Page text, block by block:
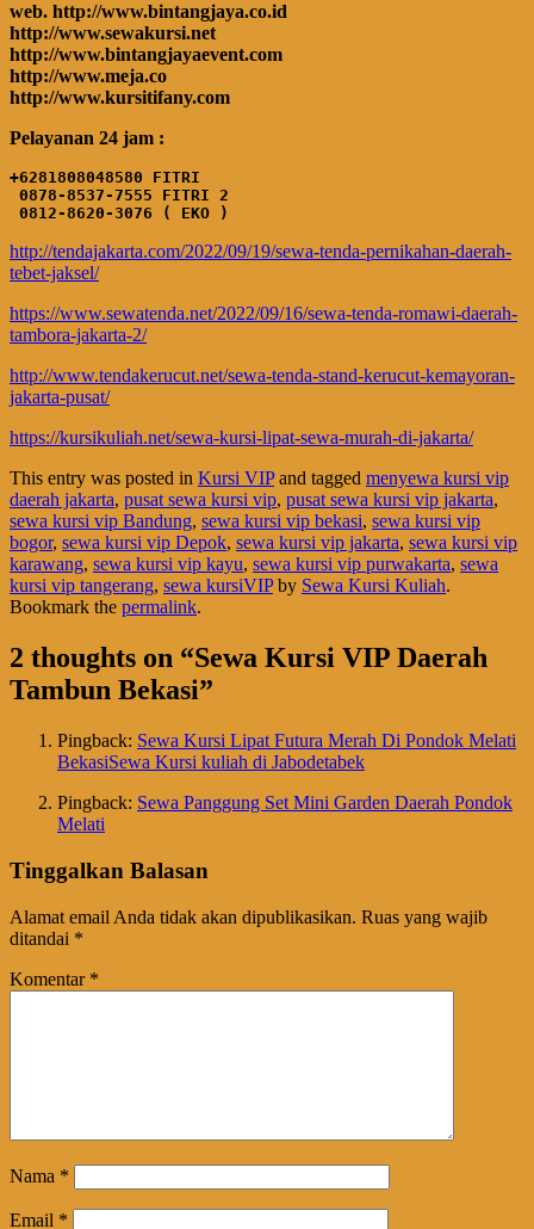
web. http://www.bintangjaya.co.id
http://www.sewakursi.net
http://www.bintangjayaevent.com
http://www.meja.co
http://www.kursitifany.com
Pelayanan 24 jam :
+6281808048580 FITRI
0878-8537-7555 FITRI 2
0812-8620-3076 ( EKO )
http://tendajakarta.com/2022/09/19/sewa-tenda-pernikahan-daerah-
tebet-jaksel/
https://www.sewatenda.net/2022/09/16/sewa-tenda-romawi-daerah-
tambora-jakarta-2/
http://www.tendakerucut.net/sewa-tenda-stand-kerucut-kemayoran-
jakarta-pusat/
https://kursikuliah.net/sewa-kursi-lipat-sewa-murah-di-jakarta/
This entry was posted in Kursi VIPand tagged menyewa kursi vip
daerah jakarta, pusat sewa kursi vip, pusat sewa kursi vip jakarta,
sewa kursi vip Bandung, sewa kursi vip bekasi, sewa kursi vip
bogor, sewa kursi vip Depok, sewa kursi vip jakarta, sewa kursi vip
karawang, sewa kursi vip kayu, sewa kursi vip purwakarta, sewa
kursi vip tangerang, sewa kursiVIPby Sewa Kursi Kuliah.
Bookmark the permalink.
2 thoughts on “Sewa Kursi VIP Daerah
Tambun Bekasi”
Pingback: Sewa Kursi Lipat Futura Merah Di Pondok Melati
BekasiSewa Kursi kuliah di Jabodetabek
Pingback: Sewa Panggung Set Mini Garden Daerah Pondok
Melati
Tinggalkan Balasan
Alamat email Anda tidak akan dipublikasikan. Ruas yang wajib
ditandai *
Komentar *
Nama *
Email *